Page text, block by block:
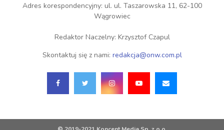
Adres korespondencyjny: ul. ul. Taszarowska 11, 62-100
Wągrowiec
Redaktor Naczelny: Krzysztof Czapul
Skontaktuj się z nami: redakcja@onw.com.pl